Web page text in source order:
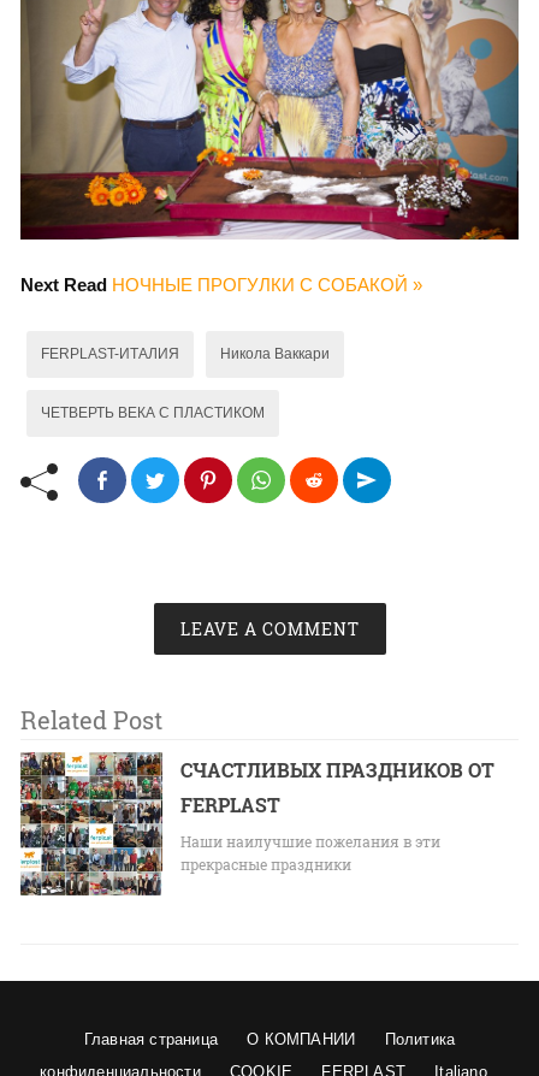
Next Read НОЧНЫЕ ПРОГУЛКИ С СОБАКОЙ »
FERPLAST-ИТАЛИЯ Никола Ваккари
ЧЕТВЕРТЬ ВЕКА С ПЛАСТИКОМ
LEAVE A COMMENT
Related Post
СЧАСТЛИВЫХ ПРАЗДНИКОВ ОТ
FERPLAST
Наши наилучшие пожелания в эти
прекрасные праздники
Главная страница О КОМПАНИИ
Политика
конфиденциальности
COOKIE FERPLAST Italiano